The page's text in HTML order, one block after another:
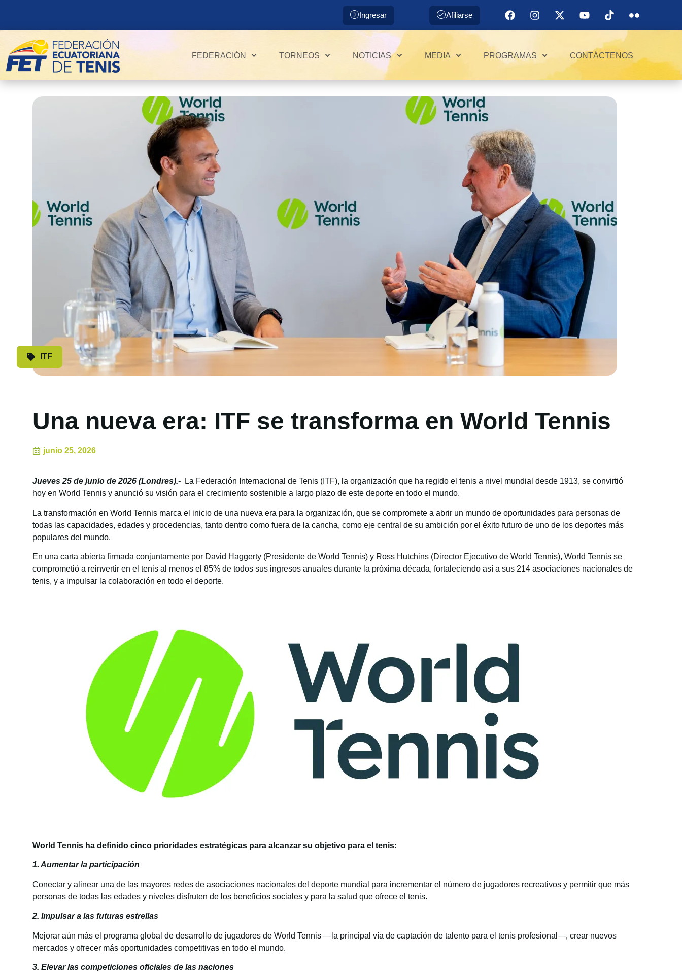
Ingresar Afiliarse
FEDERACIÓN TORNEOS NOTICIAS MEDIA PROGRAMAS CONTÁCTENOS
ITF
Una nueva era: ITF se transforma en World Tennis
junio 25, 2026
Jueves 25 de junio de 2026 (Londres).-
La Federación Internacional de Tenis (ITF), la organización que ha regido el tenis a nivel mundial desde 1913, se convirtió
hoy en World Tennis y anunció su visión para el crecimiento sostenible a largo plazo de este deporte en todo el mundo.
La transformación en World Tennis marca el inicio de una nueva era para la organización, que se compromete a abrir un mundo de oportunidades para personas de
todas las capacidades, edades y procedencias, tanto dentro como fuera de la cancha, como eje central de su ambición por el éxito futuro de uno de los deportes más
populares del mundo.
En una carta abierta firmada conjuntamente por David Haggerty (Presidente de World Tennis) y Ross Hutchins (Director Ejecutivo de World Tennis), World Tennis se
comprometió a reinvertir en el tenis al menos el 85% de todos sus ingresos anuales durante la próxima década, fortaleciendo así a sus 214 asociaciones nacionales de
tenis, y a impulsar la colaboración en todo el deporte.
World Tennis ha definido cinco prioridades estratégicas para alcanzar su objetivo para el tenis:
1. Aumentar la participación
Conectar y alinear una de las mayores redes de asociaciones nacionales del deporte mundial para incrementar el número de jugadores recreativos y permitir que más
personas de todas las edades y niveles disfruten de los beneficios sociales y para la salud que ofrece el tenis.
2. Impulsar a las futuras estrellas
Mejorar aún más el programa global de desarrollo de jugadores de World Tennis —la principal vía de captación de talento para el tenis profesional—, crear nuevos
mercados y ofrecer más oportunidades competitivas en todo el mundo.
3. Elevar las competiciones oficiales de las naciones